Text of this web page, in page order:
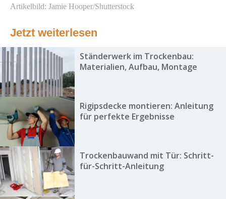
Artikelbild: Jamie Hooper/Shutterstock
Jetzt weiterlesen
Ständerwerk im Trockenbau:
Materialien, Aufbau, Montage
Rigipsdecke montieren: Anleitung
für perfekte Ergebnisse
Trockenbauwand mit Tür: Schritt-
für-Schritt-Anleitung